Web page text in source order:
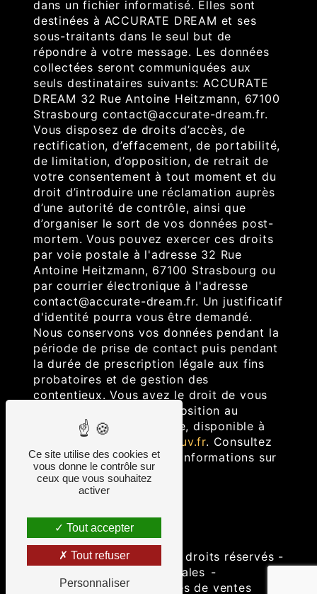
dans un fichier informatisé. Elles sont
destinées à ACCURATE DREAM et ses
sous-traitants dans le seul but de
répondre à votre message. Les données
collectées seront communiquées aux
seuls destinataires suivants: ACCURATE
DREAM 32 Rue Antoine Heitzmann, 67100
Strasbourg contact@accurate-dream.fr.
Vous disposez de droits d’accès, de
rectification, d’effacement, de portabilité,
de limitation, d’opposition, de retrait de
votre consentement à tout moment et du
droit d’introduire une réclamation auprès
d’une autorité de contrôle, ainsi que
d’organiser le sort de vos données post-
mortem. Vous pouvez exercer ces droits
par voie postale à l'adresse 32 Rue
Antoine Heitzmann, 67100 Strasbourg ou
par courrier électronique à l'adresse
contact@accurate-dream.fr. Un justificatif
d'identité pourra vous être demandé.
Nous conservons vos données pendant la
période de prise de contact puis pendant
la durée de prescription légale aux fins
probatoires et de gestion des
contentieux. Vous avez le droit de vous
inscrire sur la liste d'opposition au
démarchage téléphonique, disponible à
cette adresse:
Bloctel.gouv.fr. Consultez
le site cnil.fr pour plus d’informations sur
vos droits.
Vistalid - 2026 - Tous droits réservés -
Mentions légales -
Conditions générales de ventes
Ce site utilise des cookies et
vous donne le contrôle sur
ceux que vous souhaitez
activer
Tout accepter
Tout refuser
Personnaliser